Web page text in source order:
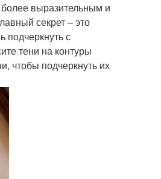
выразительным и
секрет – это
подчеркнуть с
тени на контуры
чтобы подчеркнуть их